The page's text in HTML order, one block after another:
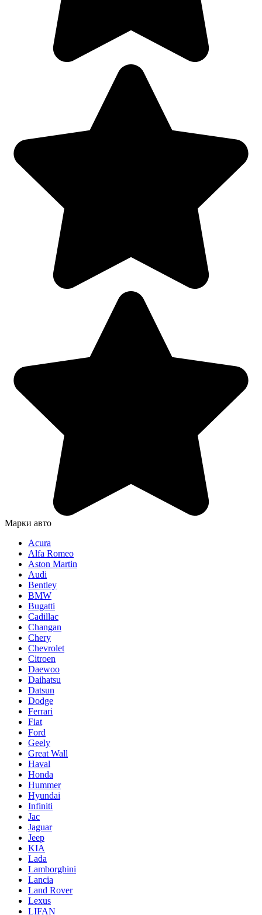
Марки авто
Acura
Alfa Romeo
Aston Martin
Audi
Bentley
BMW
Bugatti
Cadillac
Changan
Chery
Chevrolet
Citroen
Daewoo
Daihatsu
Datsun
Dodge
Ferrari
Fiat
Ford
Geely
Great Wall
Haval
Honda
Hummer
Hyundai
Infiniti
Jac
Jaguar
Jeep
KIA
Lada
Lamborghini
Lancia
Land Rover
Lexus
LIFAN